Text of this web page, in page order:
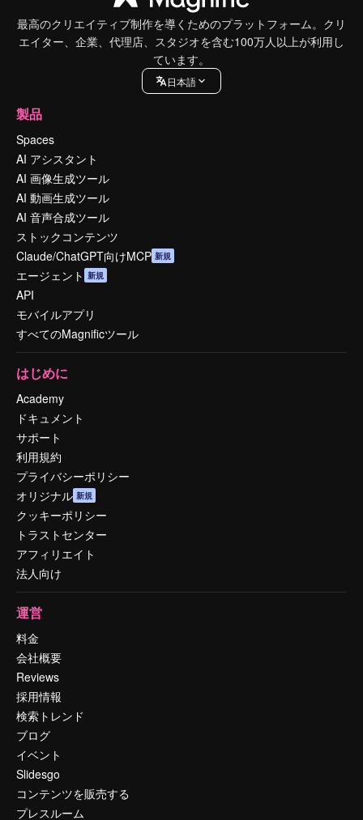
最高のクリエイティブ制作を導くためのプラットフォーム。クリ
エイター、企業、代理店、スタジオを含む100万人以上が利用し
ています。
日本語
製品
Spaces
AI アシスタント
AI 画像生成ツール
AI 動画生成ツール
AI 音声合成ツール
ストックコンテンツ
Claude/ChatGPT向けMCP 新規
エージェント 新規
API
モバイルアプリ
すべてのMagnificツール
はじめに
Academy
ドキュメント
サポート
利用規約
プライバシーポリシー
オリジナル 新規
クッキーポリシー
トラストセンター
アフィリエイト
法人向け
運営
料金
会社概要
Reviews
採用情報
検索トレンド
ブログ
イベント
Slidesgo
コンテンツを販売する
プレスルーム